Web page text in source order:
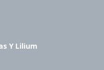
Y Lilium